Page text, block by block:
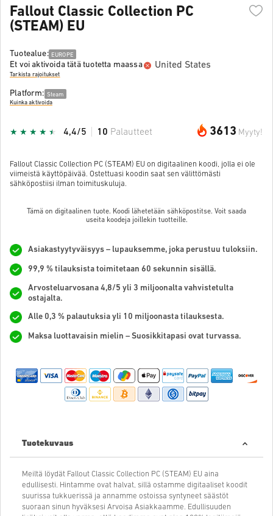
Fallout Classic Collection PC
(STEAM) EU
Tuotealue: EUROPE
Et voi aktivoida tätä tuotetta maassa United States
Tarkista rajoitukset
Platform: Steam
Kuinka aktivoida
3613 Myyty!
4,4/5 10 Palautteet
Fallout Classic Collection PC (STEAM) EU on digitaalinen koodi, jolla ei ole
viimeistä käyttöpäivää. Ostettuasi koodin saat sen välittömästi
sähköpostiisi ilman toimituskuluja.
Tämä on digitaalinen tuote. Koodi lähetetään sähköpostitse. Voit saada
useita koodeja joillekin tuotteille.
Asiakastyytyväisyys – lupauksemme, joka perustuu tuloksiin.
99,9 % tilauksista toimitetaan 60 sekunnin sisällä.
Arvosteluarvosana 4,8/5 yli 3 miljoonalta vahvistetulta
ostajalta.
Alle 0,3 % palautuksia yli 10 miljoonasta tilauksesta.
Maksa luottavaisin mielin – Suosikkitapasi ovat turvassa.
Tuotekuvaus
Meiltä löydät Fallout Classic Collection PC (STEAM) EU aina
edullisesti. Hintamme ovat halvat, sillä ostamme digitaaliset koodit
suurissa tukkuerissä ja annamme ostoissa syntyneet säästöt
suoraan sinun hyväksesi Arvoisa Asiakkaamme. Edullisuuden